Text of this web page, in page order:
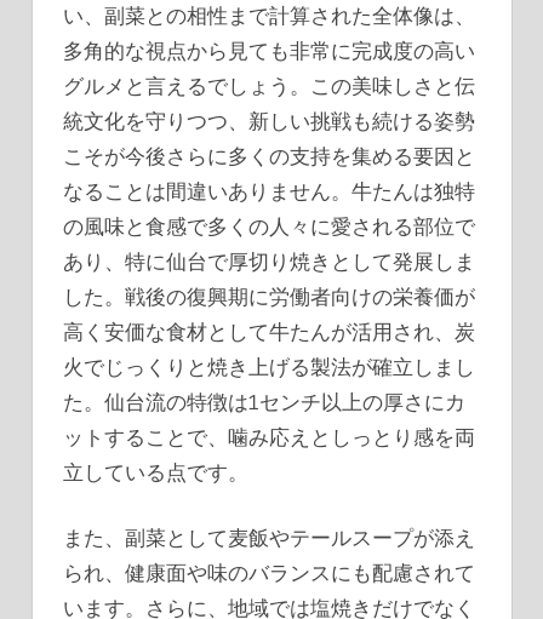
い、副菜との相性まで計算された全体像は、
多角的な視点から見ても非常に完成度の高い
グルメと言えるでしょう。この美味しさと伝
統文化を守りつつ、新しい挑戦も続ける姿勢
こそが今後さらに多くの支持を集める要因と
なることは間違いありません。牛たんは独特
の風味と食感で多くの人々に愛される部位で
あり、特に仙台で厚切り焼きとして発展しま
した。戦後の復興期に労働者向けの栄養価が
高く安価な食材として牛たんが活用され、炭
火でじっくりと焼き上げる製法が確立しまし
た。仙台流の特徴は1センチ以上の厚さにカ
ットすることで、噛み応えとしっとり感を両
立している点です。
また、副菜として麦飯やテールスープが添え
られ、健康面や味のバランスにも配慮されて
います。さらに、地域では塩焼きだけでなく